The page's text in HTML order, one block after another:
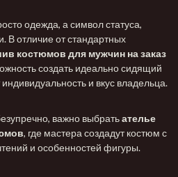
одежда, а символ статуса,
В отличие от стандартных
костюмов для мужчин на заказ
создать идеально сидящий
и вкус владельца.
важно выбратьателье
, где мастера создадут костюм с
и особенностей фигуры.